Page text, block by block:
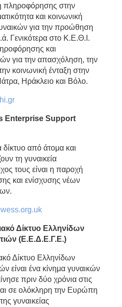
πληροφόρησης στην
και κοινωνική
για την προώθηση
Γενικότερα στο Κ.Ε.Θ.Ι.
και
για την απασχόληση, την
κοινωνική ένταξη στην
Ηράκλειο και Βόλο.
Enterprise Support
από άτομα και
τη γυναικεία
τους είναι η παροχή
και ενίσχυσης νέων
Δίκτυο Ελληνίδων
(Ε.Ε.Δ.Ε.Γ.Ε.)
Δίκτυο Ελληνίδων
είναι ένα κίνημα γυναικών
πριν δύο χρόνια στις
σε ολόκληρη την Ευρώπη
γυναικείας